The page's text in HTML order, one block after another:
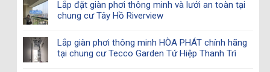
Lắp đặt giàn phơi thông minh và lưới an toàn tại
chung cư Tây Hồ Riverview
Lắp giàn phơi thông minh HÒA PHÁT chính hãng
tại chung cư Tecco Garden Tứ Hiệp Thanh Trì